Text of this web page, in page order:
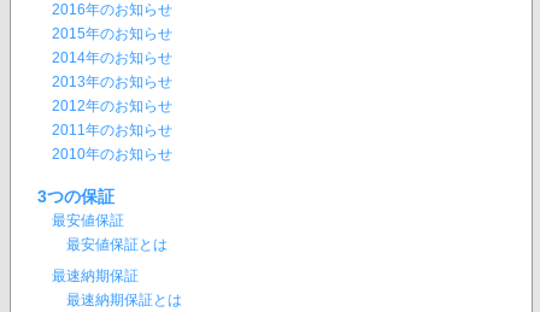
2016年のお知らせ
2015年のお知らせ
2014年のお知らせ
2013年のお知らせ
2012年のお知らせ
2011年のお知らせ
2010年のお知らせ
3つの保証
最安値保証
最安値保証とは
最速納期保証
最速納期保証とは